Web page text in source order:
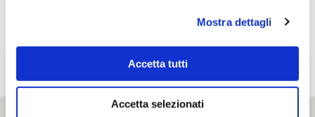
Mostra dettagli
Accetta tutti
Accetta selezionati